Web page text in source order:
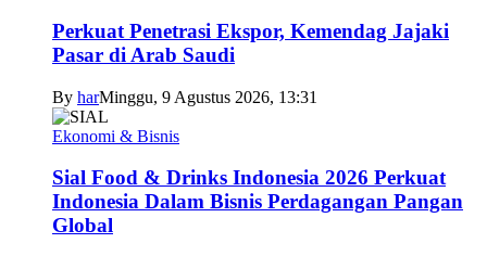
Perkuat Penetrasi Ekspor, Kemendag Jajaki
Pasar di Arab Saudi
By harMinggu, 9 Agustus 2026, 13:31
Ekonomi & Bisnis
Sial Food & Drinks Indonesia 2026 Perkuat
Indonesia Dalam Bisnis Perdagangan Pangan
Global